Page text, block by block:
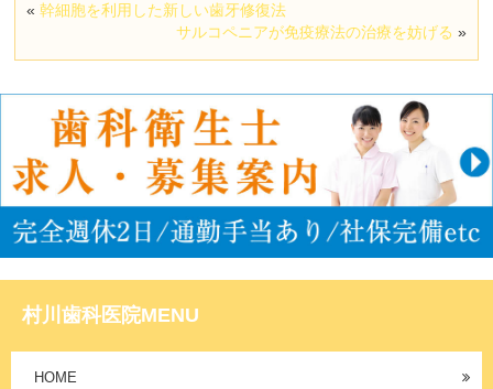
«幹細胞を利用した新しい歯牙修復法
サルコペニアが免疫療法の治療を妨げる »
村川歯科医院MENU
HOME